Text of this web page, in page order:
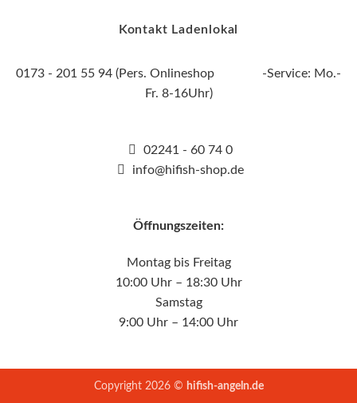
Kontakt Ladenlokal
0173 - 201 55 94 (Pers. Onlineshop -Service: Mo.-
Fr. 8-16Uhr)
02241 - 60 74 0
info@hifish-shop.de
Öffnungszeiten:
Montag bis Freitag
10:00 Uhr – 18:30 Uhr
Samstag
9:00 Uhr – 14:00 Uhr
Copyright 2026 © hifish-angeln.de